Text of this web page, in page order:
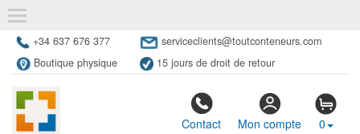
+34 637 676 377
serviceclients@toutconteneurs.com
Boutique physique
15 jours de droit de retour
Contact Mon compte 0